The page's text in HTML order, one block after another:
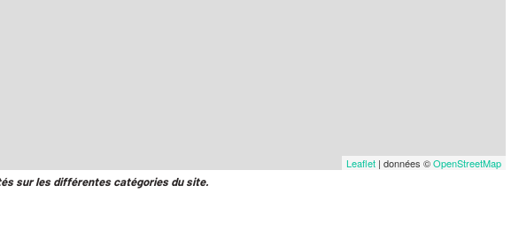
Leaflet | données ©OpenStreetMap
sur les différentes catégories du site.